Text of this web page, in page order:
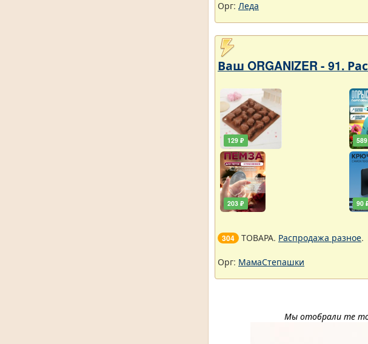
Орг: Леда
Ваш ORGANIZER - 91.
129 ₽
203 ₽ 90
304 ТОВАРА. Распродажа разное.
Орг: МамаСтепашки
Мы отобрали те